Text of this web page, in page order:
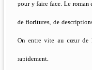
pour y faire face. Le roman
de fioritures, de
On entre vite au cœur de
rapidement.